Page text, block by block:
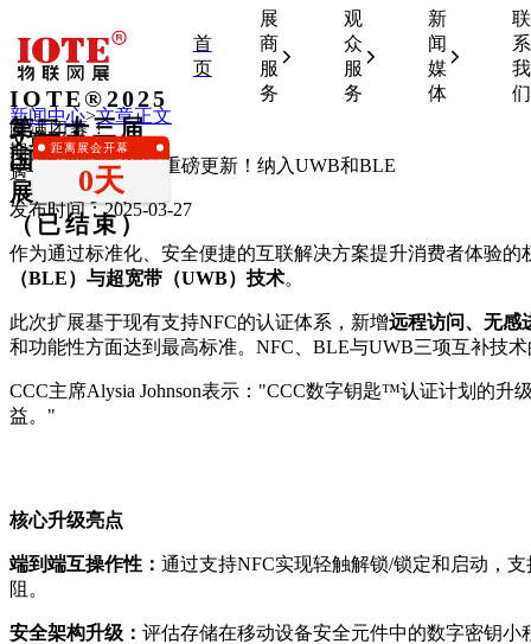
IOTE®2025
第二十三届
国际物联网
展•上海站
（已结束）
圆满闭幕！
期待下一次相
遇！
距离展会开幕
0天
首
页
展
商
服
务
观
众
服
务
新
闻
媒
体
联
系
我
们
新闻中心>文章正文
文章正文
CCC数字钥匙认证重磅更新！纳入UWB和BLE
发布时间：2025-03-27
作为通过标准化、安全便捷的互联解决方案提升消费者体验的
（BLE）与超宽带（UWB）技术。
此次扩展基于现有支持NFC的认证体系，新增远程访问、无感
和功能性方面达到最高标准。NFC、BLE与UWB三项互补技
CCC主席Alysia Johnson表示："CCC数字钥匙™认证计划的
益。"
核心升级亮点
端到端互操作性： 通过支持NFC实现轻触解锁/锁定和启动，
阻。
安全架构升级： 评估存储在移动设备安全元件中的数字密钥